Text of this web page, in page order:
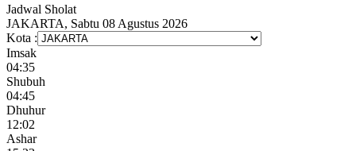
Jadwal Sholat
JAKARTA, Sabtu 08 Agustus 2026
Kota :
Imsak
04:35
Shubuh
04:45
Dhuhur
12:02
Ashar